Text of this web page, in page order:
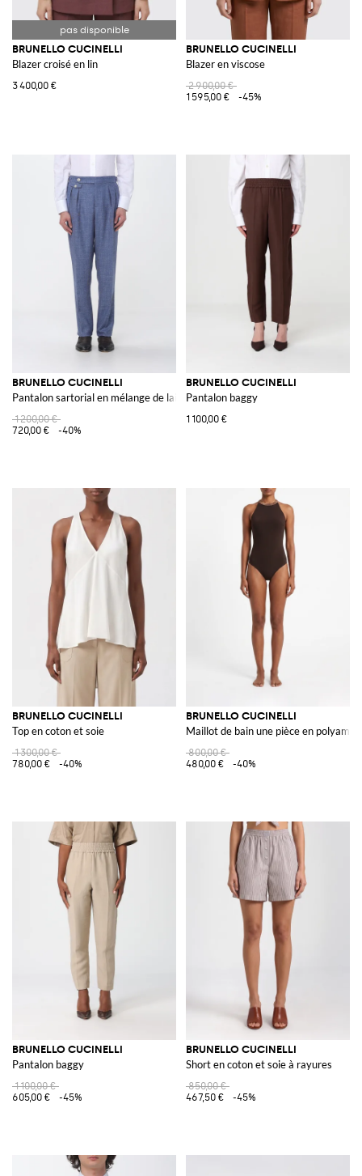
BRUNELLO CUCINELLI
Blazer croisé en lin
3 400,00 €
BRUNELLO CUCINELLI
Blazer en viscose
2 900,00 €
1 595,00 €
-45%
BRUNELLO CUCINELLI
Pantalon sartorial en mélange de laine vierge
1 200,00 €
720,00 €
-40%
BRUNELLO CUCINELLI
Pantalon baggy
1 100,00 €
BRUNELLO CUCINELLI
Top en coton et soie
1 300,00 €
780,00 €
-40%
BRUNELLO CUCINELLI
Maillot de bain une pièce en
800,00 €
480,00 €
-40%
BRUNELLO CUCINELLI
Pantalon baggy
1 100,00 €
605,00 €
-45%
BRUNELLO CUCINELLI
Short en coton et soie à rayures
850,00 €
467,50 €
-45%